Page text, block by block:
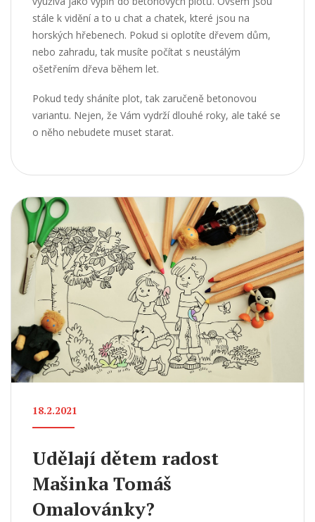
stále k vidění a to u chat a chatek, které jsou na
horských hřebenech. Pokud si oplotíte dřevem dům,
nebo zahradu, tak musíte počítat s neustálým
ošetřením dřeva během let.
Pokud tedy sháníte plot, tak zaručeně betonovou
variantu. Nejen, že Vám vydrží dlouhé roky, ale také se
o něho nebudete muset starat.
18.2.2021
Udělají dětem radost
Mašinka Tomáš
Omalovánky?